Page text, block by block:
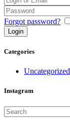
Forgot password?
Categories
Uncategorized
Instagram